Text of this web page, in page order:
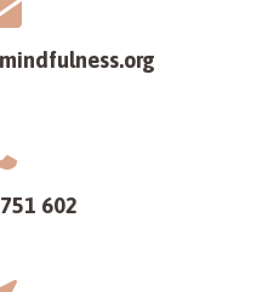
602